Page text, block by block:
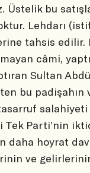
Üstelik bu
Lehdarı
tahsis edilir.
câmi,
Sultan
bu padişahın
salahiyeti
Tek Parti’nin
daha hoyrat
ve